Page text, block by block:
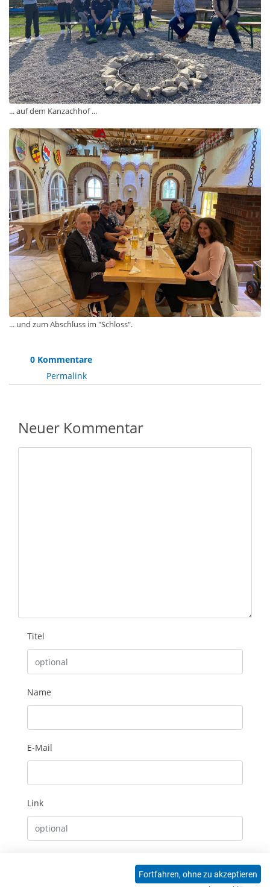
... auf dem Kanzachhof ...
... und zum Abschluss im "Schloss".
0 Kommentare
Permalink
Neuer Kommentar
Titel
Name
E-Mail
Link
Fortfahren, ohne zu akzeptieren